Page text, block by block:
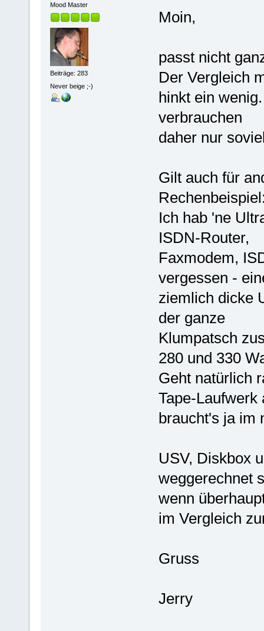
Mood Master
Beiträge: 283
Never beige ;-)
Moin,
passt nicht
Der Vergleich
hinkt ein
verbrauchen
daher nur
Gilt auch für
Ich hab 'ne
ISDN-Router,
Faxmodem,
vergessen -
ziemlich dicke
der ganze
Klumpatsch
280 und 330
Geht natürlich
Tape-Laufwerk
braucht's ja im
USV, Diskbox
weggerechnet
wenn
im Vergleich
Gruss
Jerry